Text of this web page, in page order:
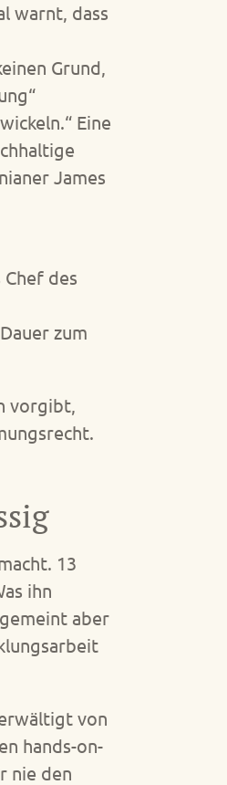
warnt, dass
Grund,
Eine
James
Chef des
zum
vorgibt,
13
ihn
aber
von
hands-on-
nie den